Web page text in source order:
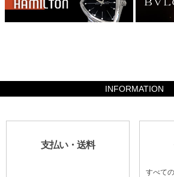
INFORMATION
支払い・送料
すべて